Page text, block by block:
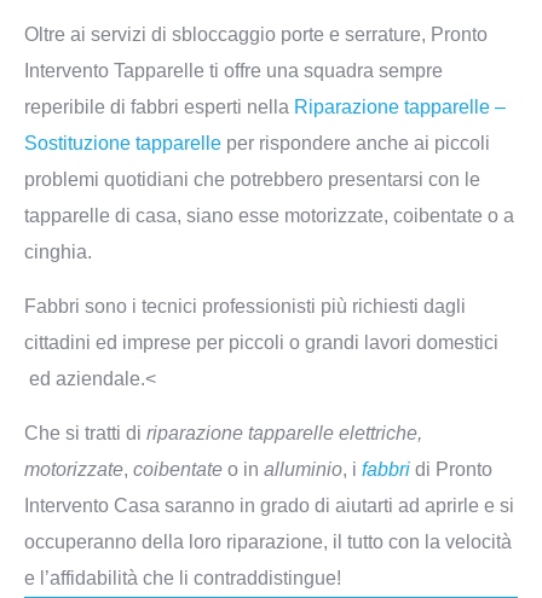
Oltre ai servizi di sbloccaggio porte e serrature, Pronto
Intervento Tapparelle ti offre una squadra sempre
reperibile di fabbri esperti nella Riparazione tapparelle –
Sostituzione tapparelle per rispondere anche ai piccoli
problemi quotidiani che potrebbero presentarsi con le
tapparelle di casa, siano esse motorizzate, coibentate o a
cinghia.
Fabbri sono i tecnici professionisti più richiesti dagli
cittadini ed imprese per piccoli o grandi lavori domestici
ed aziendale.<
Che si tratti di riparazione tapparelle elettriche,
motorizzate, coibentate o in alluminio, i fabbri di Pronto
Intervento Casa saranno in grado di aiutarti ad aprirle e si
occuperanno della loro riparazione, il tutto con la velocità
e l’affidabilità che li contraddistingue!